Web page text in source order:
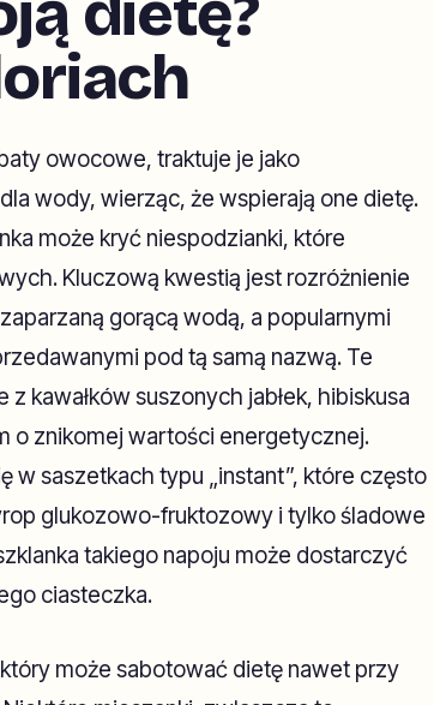
owocowe, traktuje je jako
wody, wierząc, że wspierają one dietę.
może kryć niespodzianki, które
Kluczową kwestią jest rozróżnienie
gorącą wodą, a popularnymi
pod tą samą nazwą. Te
kawałków suszonych jabłek, hibiskusa
o znikomej wartości energetycznej.
w saszetkach typu „instant”, które często
glukozowo-fruktozowy i tylko śladowe
takiego napoju może dostarczyć
ciasteczka.
może sabotować dietę nawet przy